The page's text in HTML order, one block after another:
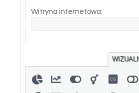
Witryna internetowa: